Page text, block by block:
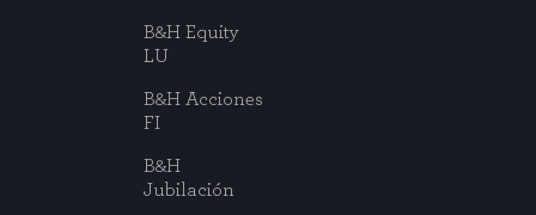
B&H Equity
LU
B&H Acciones
FI
B&H
Jubilación